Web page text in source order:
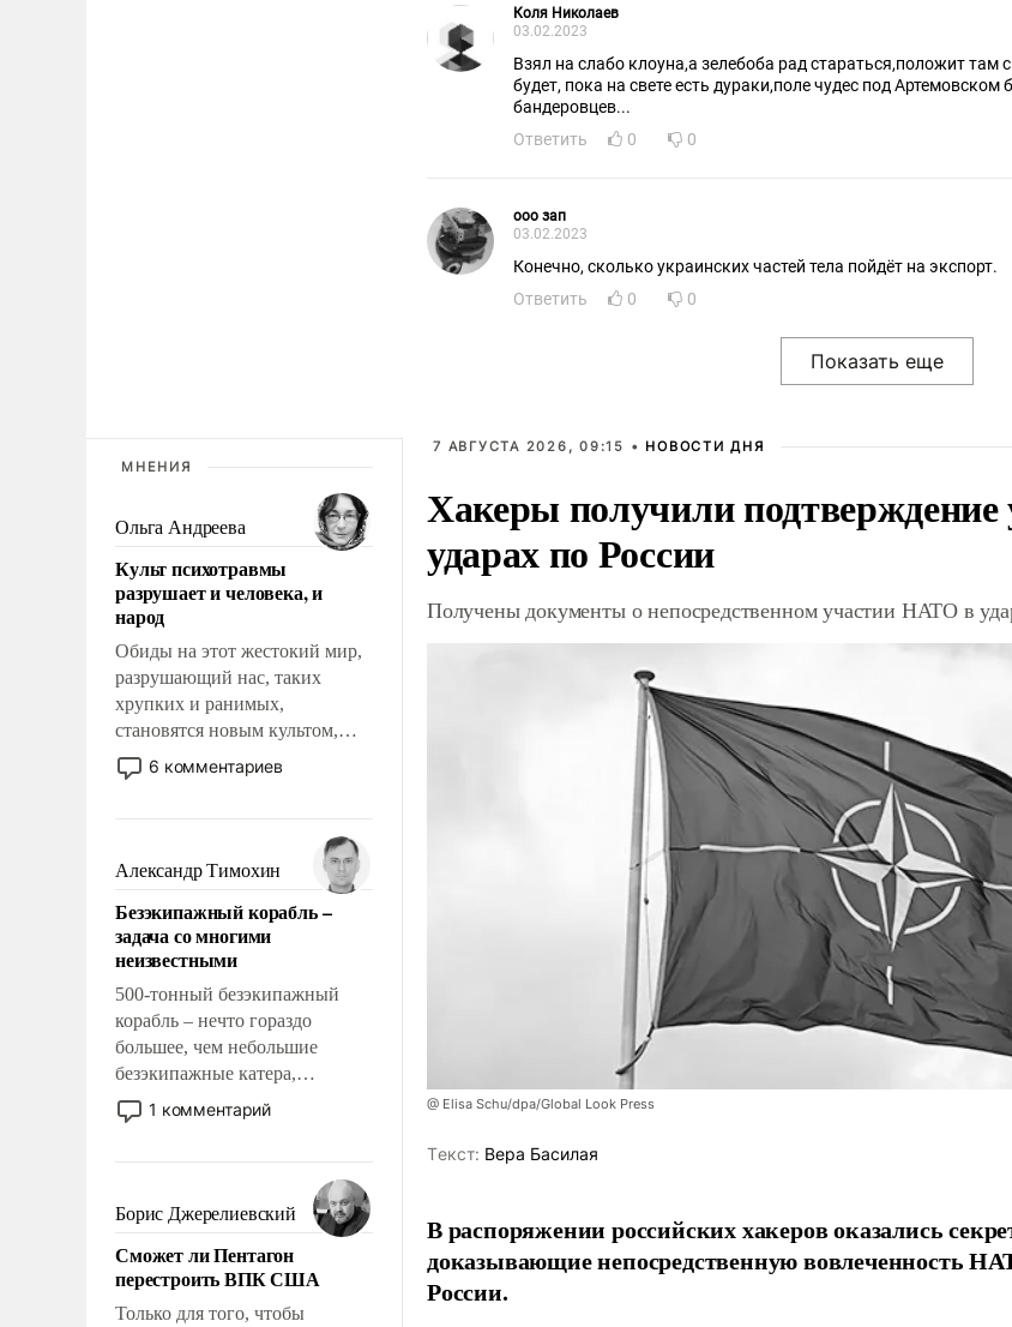
МНЕНИЯ
Ольга Андреева
Культ психотравмы
разрушает и человека, и
народ
Обиды на этот жестокий мир,
разрушающий нас, таких
хрупких и ранимых,
становятся новым культом,
постепенно вытесняя и
отменяя традиционное
мужественным и твердым под
ударами судьбы, брать на себя
ответственность, помогать
слабым, идти вперед и
адаптироваться.
6 комментариев
Александр Тимохин
Безэкипажный корабль –
задача со многими
неизвестными
500-тонный безэкипажный
корабль – нечто гораздо
большее, чем небольшие
безэкипажные катера,
применение которых уже
стало обыденностью. Задача по
сложна и амбициозна. Однако
и ее реализация радикально
поднимет наши боевые
возможности.
1 комментарий
Борис Джерелиевский
Сможет ли Пентагон
перестроить ВПК США
Только для того, чтобы
Коля Николаев
03.02.2023
Взял на слабо клоуна,а зелебоба рад стараться,положит
будет, пока на свете есть дураки,поле чудес под Артемовском
бандеровцев...
Ответить
0 0
ооо зап
03.02.2023
Конечно, сколько украинских частей тела пойдёт на экспорт.
Ответить
0 0
7 АВГУСТА 2026, 09:15 • НОВОСТИ ДНЯ
Хакеры получили
ударах по России
Получены документы о непосредственном участии НАТО в
@ Elisa Schu/dpa/Global Look Press
Tекст: Вера Басилая
В распоряжении российских хакеров оказались
доказывающие непосредственную вовлеченность
России.